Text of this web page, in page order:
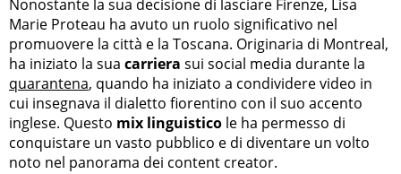
Nonostante la sua decisione di lasciare Firenze, Lisa
Marie Proteau ha avuto un ruolo significativo nel
promuovere la città e la Toscana. Originaria di Montreal,
ha iniziato la sua carriera sui social media durante la
quarantena, quando ha iniziato a condividere video in
cui insegnava il dialetto fiorentino con il suo accento
inglese. Questo mix linguistico le ha permesso di
conquistare un vasto pubblico e di diventare un volto
noto nel panorama dei content creator.